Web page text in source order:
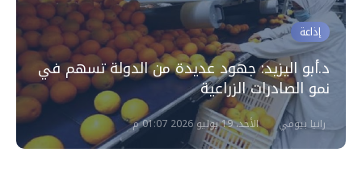
إذاعة
د.أبو اليزيد: جهود عديدة من الدولة تسهم في
نمو الصادرات الزراعية
رانيا بيومي الأحد، 19 يوليو 2026 01:07 م